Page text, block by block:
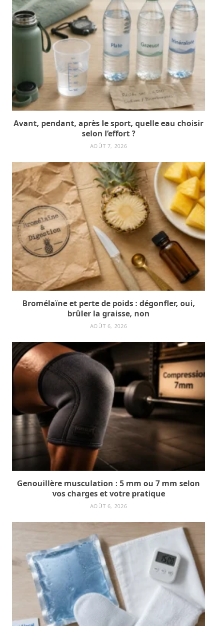
Avant, pendant, après le sport, quelle eau choisir
selon l’effort ?
AOÛT 7, 2026
Bromélaïne et perte de poids : dégonfler, oui,
brûler la graisse, non
AOÛT 6, 2026
Genouillère musculation : 5 mm ou 7 mm selon
vos charges et votre pratique
AOÛT 6, 2026